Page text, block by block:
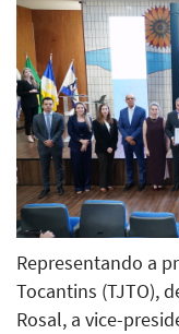
Representando a
Tocantins (TJTO),
Rosal, a vice-